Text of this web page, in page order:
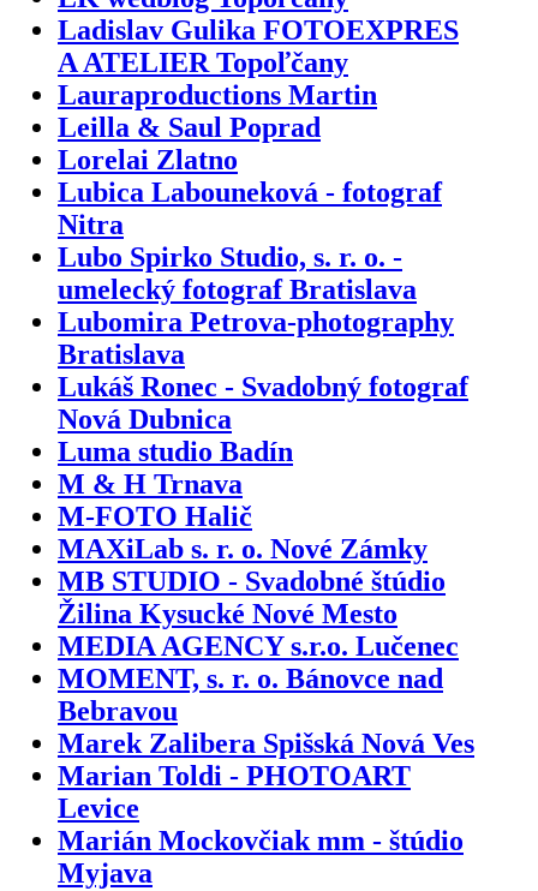
Ladislav Gulika FOTOEXPRES
A ATELIER Topoľčany
Lauraproductions Martin
Leilla & Saul Poprad
Lorelai Zlatno
Lubica Labouneková - fotograf
Nitra
Lubo Spirko Studio, s. r. o. -
umelecký fotograf Bratislava
Lubomira Petrova-photography
Bratislava
Lukáš Ronec - Svadobný fotograf
Nová Dubnica
Luma studio Badín
M & H Trnava
M-FOTO Halič
MAXiLab s. r. o. Nové Zámky
MB STUDIO - Svadobné štúdio
Žilina Kysucké Nové Mesto
MEDIA AGENCY s.r.o. Lučenec
MOMENT, s. r. o. Bánovce nad
Bebravou
Marek Zalibera Spišská Nová Ves
Marian Toldi - PHOTOART
Levice
Marián Mockovčiak mm - štúdio
Myjava